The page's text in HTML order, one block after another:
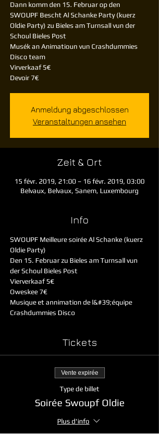
Dann komm den 15. Februar op den
SWOUPF Bescht Al Schanke Party (kuerz
Oldie Party) zu Bieles am Turnsall vun der
Schoul Bieles Post
Musék an Animatioun vun Crashdummies
Disco team
Virverkaaf 5€
Devoir 7€
Anmeldung abgeschlossen
Veranstaltungen ansehen
Zeit & Ort
15 févr. 2019, 21:00 – 16 févr. 2019, 03:00
Belvaux, Belvaux, Sanem, Luxembourg
Info
SWOUPF Meilleure soirée Al Schanke (kuerz
Oldie Party)
Den 15. Februar zu Bieles am Turnsall vun
der Schoul Bieles Post
Vierverkaaf 5€
Oweskee 7€
Musique et annimation de l&#39;équipe
Crashdummies Disco
Tickets
Vente expirée
Type de billet
Soirée Swoupf Oldie
Plus d'info